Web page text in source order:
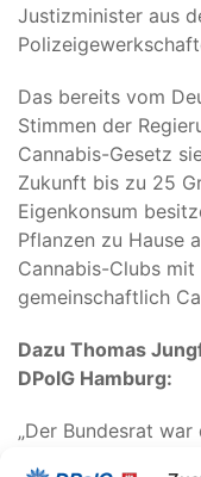
Justizminister aus
Das bereits vom
Stimmen der
Cannabis-Gesetz
Zukunft bis zu 25
Eigenkonsum
Pflanzen zu Hause
Cannabis-Clubs
gemeinschaftlich
Dazu Thomas
DPolG Hamburg:
„Der Bundesrat